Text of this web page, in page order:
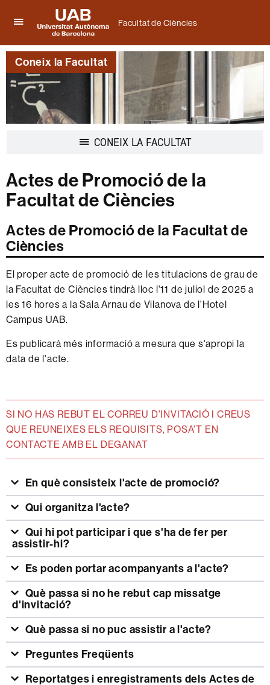
per
desplegar
el
menú
de
Facultat
Ciències
Universitat
Autònoma
de
Barcelona
Facultat de Ciències
Coneix la Facultat
CONEIX LA FACULTATDesplegar
Actes de Promoció de la
Facultat de Ciències
Actes de Promoció de la Facultat de
Ciències
El proper acte de promoció de les titulacions de grau de
la Facultat de Ciències tindrà lloc l'11 de juliol de 2025 a
les 16 hores a la Sala Arnau de Vilanova de l'Hotel
Campus UAB.
Es publicarà més informació a mesura que s'apropi la
data de l'acte.
SI NO HAS REBUT EL CORREU D'INVITACIÓ I CREUS
QUE REUNEIXES ELS REQUISITS, POSA'T EN
CONTACTE AMB EL DEGANAT
En què consisteix l'acte de promoció?
Qui organitza l'acte?
assistir-hi?
Es poden portar acompanyants a l'acte?
d'invitació?
Què passa si no puc assistir a l'acte?
Preguntes Freqüents